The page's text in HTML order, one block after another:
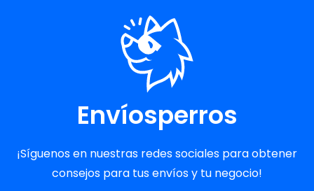
Envíosperros
¡Síguenos en nuestras redes sociales para obtener
consejos para tus envíos y tu negocio!